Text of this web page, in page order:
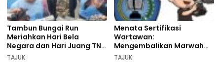
Tambun Bungai Run
Meriahkan Hari Bela
Negara dan Hari Juang TNI
AD di Palangka Raya
TAJUK
Menata Sertifikasi
Wartawan:
Mengembalikan Marwah
Pers dan Keadilan
TAJUK